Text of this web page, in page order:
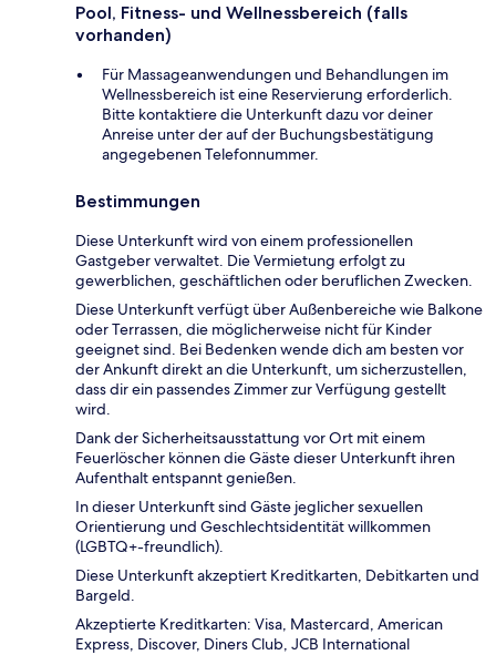
Pool, Fitness- und Wellnessbereich (falls
vorhanden)
Für Massageanwendungen und Behandlungen im
Wellnessbereich ist eine Reservierung erforderlich.
Bitte kontaktiere die Unterkunft dazu vor deiner
Anreise unter der auf der Buchungsbestätigung
angegebenen Telefonnummer.
Bestimmungen
Diese Unterkunft wird von einem professionellen
Gastgeber verwaltet. Die Vermietung erfolgt zu
gewerblichen, geschäftlichen oder beruflichen Zwecken.
Diese Unterkunft verfügt über Außenbereiche wie Balkone
oder Terrassen, die möglicherweise nicht für Kinder
geeignet sind. Bei Bedenken wende dich am besten vor
der Ankunft direkt an die Unterkunft, um sicherzustellen,
dass dir ein passendes Zimmer zur Verfügung gestellt
wird.
Dank der Sicherheitsausstattung vor Ort mit einem
Feuerlöscher können die Gäste dieser Unterkunft ihren
Aufenthalt entspannt genießen.
In dieser Unterkunft sind Gäste jeglicher sexuellen
Orientierung und Geschlechtsidentität willkommen
(LGBTQ+-freundlich).
Diese Unterkunft akzeptiert Kreditkarten, Debitkarten und
Bargeld.
Akzeptierte Kreditkarten: Visa, Mastercard, American
Express, Discover, Diners Club, JCB International